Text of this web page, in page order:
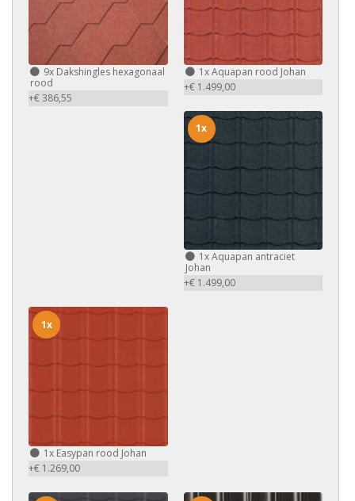
9x Dakshingles hexagonaal
rood
+€ 386,55
1xAquapan rood Johan
+€ 1.499,00
1xAquapan antraciet
Johan
+€ 1.499,00
1x
1x Easypan rood Johan
+€ 1.269,00
1x